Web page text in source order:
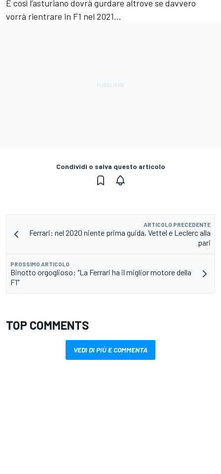
E così l’asturiano dovrà gurdare altrove se davvero
vorrà rientrare in F1 nel 2021…
Condividi o salva questo articolo
ARTICOLO PRECEDENTE
Ferrari: nel 2020 niente prima guida, Vettel e Leclerc alla
pari
PROSSIMO ARTICOLO
Binotto orgoglioso: "La Ferrari ha il miglior motore della
F1"
TOP COMMENTS
VEDI DI PIÙ E COMMENTA